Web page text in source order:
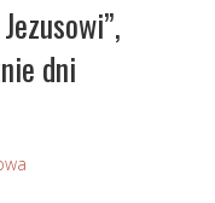
dni